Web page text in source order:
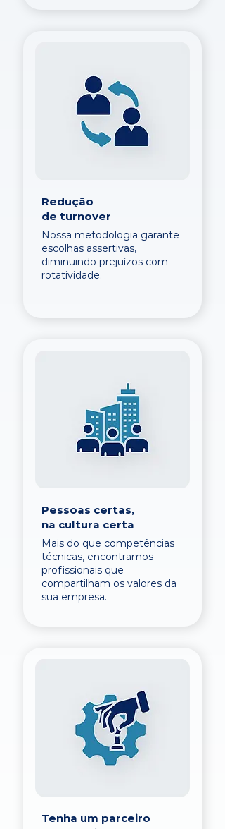
Redução
de turnover
Nossa metodologia garante
escolhas assertivas,
diminuindo prejuízos com
rotatividade.
Pessoas certas,
na cultura certa
Mais do que competências
técnicas, encontramos
profissionais que
compartilham os valores da
sua empresa.
Tenha um parceiro